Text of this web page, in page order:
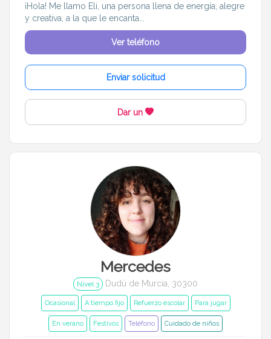
¡Hola! Me llamo Eli, una persona llena de energía, alegre
y creativa, a la que le encanta...
Ver teléfono
Enviar solicitud
Dar un
Mercedes
Nivel 3 Dudú de Murcia, 30300
Ocasional A tiempo fijo Refuerzo escolar Para jugar
En verano Festivos Teléfono Cuidado de niños